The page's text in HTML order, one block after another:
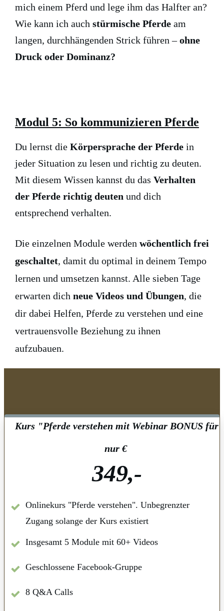
mich einem Pferd und lege ihm das Halfter an?
Wie kann ich auch stürmische Pferde am
langen, durchhängenden Strick führen –ohne
Druck oder Dominanz?
Modul 5: So kommunizieren Pferde
Du lernst die Körpersprache der Pferde in
jeder Situation zu lesen und richtig zu deuten.
Mit diesem Wissen kannst du das Verhalten
der Pferde richtig deuten und dich
entsprechend verhalten.
Die einzelnen Module werden wöchentlich frei
geschaltet, damit du optimal in deinem Tempo
lernen und umsetzen kannst. Alle sieben Tage
erwarten dich neue Videos und Übungen, die
dir dabei Helfen, Pferde zu verstehen und eine
vertrauensvolle Beziehung zu ihnen
aufzubauen.
Kurs "Pferde verstehen mit Webinar BONUS für
nur €
349,-
Onlinekurs "Pferde verstehen". Unbegrenzter
Zugang solange der Kurs existiert
Insgesamt 5 Module mit 60+ Videos
Geschlossene Facebook-Gruppe
8 Q&A Calls